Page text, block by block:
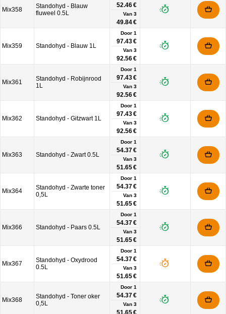
Mix358
Standohyd - Blauw
fluweel 0.5L
52.46 €
Van 3
49.84 €
Mix359 Standohyd - Blauw 1L
Door 1
97.43 €
Van 3
92.56 €
Mix361
Standohyd - Robijnrood
1L
Door 1
97.43 €
Van 3
92.56 €
Mix362 Standohyd - Gitzwart 1L
Door 1
97.43 €
Van 3
92.56 €
Mix363 Standohyd - Zwart 0.5L
Door 1
54.37 €
Van 3
51.65 €
Mix364
Standohyd - Zwarte toner
0,5L
Door 1
54.37 €
Van 3
51.65 €
Mix366 Standohyd - Paars 0.5L
Door 1
54.37 €
Van 3
51.65 €
Mix367
Standohyd - Oxydrood
0.5L
Door 1
54.37 €
Van 3
51.65 €
Mix368
Standohyd - Toner oker
0,5L
Door 1
54.37 €
Van 3
51.65 €